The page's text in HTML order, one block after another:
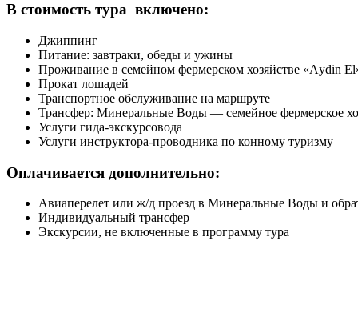
В стоимость тура включено:
Джиппинг
Питание: завтраки, обеды и ужины
Проживание в семейном фермерском хозяйстве «Aуdin
Прокат лошадей
Транспортное обслуживание на маршруте
Трансфер: Минеральные Воды — семейное фермерское
Услуги гида-экскурсовода
Услуги инструктора-проводника по конному туризму
Оплачивается дополнительно:
Авиаперелет или ж/д проезд в Минеральные Воды и
Индивидуальный трансфер
Экскурсии, не включенные в программу тура